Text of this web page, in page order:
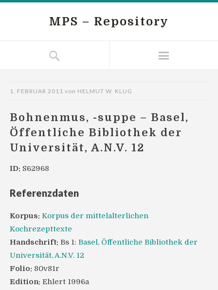
MPS – Repository
1. FEBRUAR 2011 von HELMUT W. KLUG
Bohnenmus, -suppe – Basel,
Öffentliche Bibliothek der
Universität, A.N.V. 12
ID: S62968
Referenzdaten
Korpus: Korpus der mittelalterlichen
Kochrezepttexte
Handschrift: Bs 1: Basel, Öffentliche Bibliothek der
Universität, A.N.V. 12
Folio: 80v81r
Edition: Ehlert 1996a